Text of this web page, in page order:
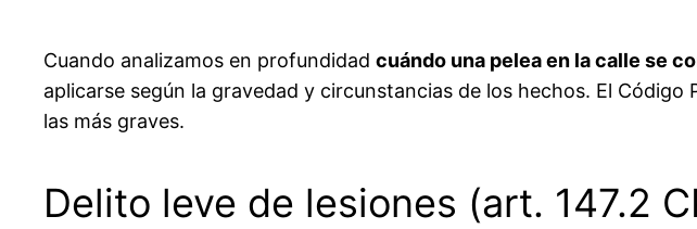
Cuando analizamos en profundidad cuándo una pelea en la calle se
aplicarse según la gravedad y circunstancias de los hechos. El
las más graves.
Delito leve de lesiones (art. 147.2